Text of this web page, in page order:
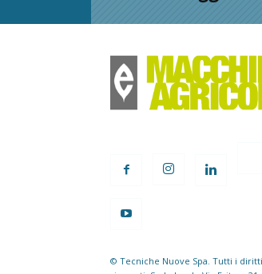
© Tecniche Nuove Spa. Tutti i diritti